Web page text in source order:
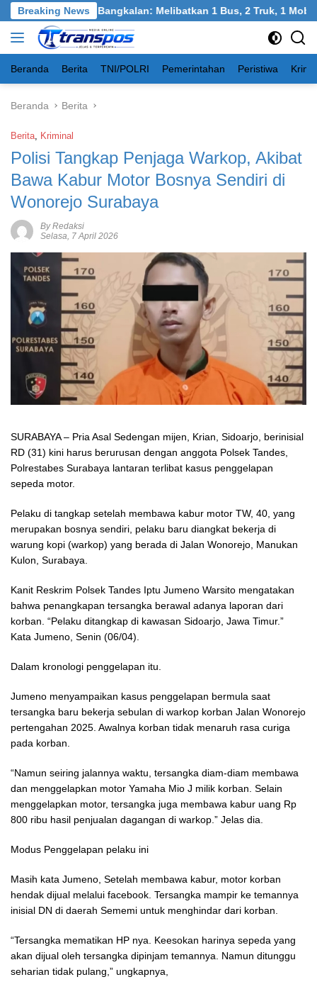
Langsung
ke
konten
Breaking News
Burneh, Bangkalan: Melibatkan 1 Bus, 2 Truk, 1 Mobil, 1
Beranda Berita TNI/POLRI Pemerintahan Peristiwa
Beranda Berita
Berita, Kriminal
Polisi Tangkap Penjaga Warkop, Akibat
Bawa Kabur Motor Bosnya Sendiri di
Wonorejo Surabaya
By Redaksi
Selasa, 7 April 2026
SURABAYA – Pria Asal Sedengan mijen, Krian, Sidoarjo, berinisial
RD (31) kini harus berurusan dengan anggota Polsek Tandes,
Polrestabes Surabaya lantaran terlibat kasus penggelapan
sepeda motor.
Pelaku di tangkap setelah membawa kabur motor TW, 40, yang
merupakan bosnya sendiri, pelaku baru diangkat bekerja di
warung kopi (warkop) yang berada di Jalan Wonorejo, Manukan
Kulon, Surabaya.
Kanit Reskrim Polsek Tandes Iptu Jumeno Warsito mengatakan
bahwa penangkapan tersangka berawal adanya laporan dari
korban. “Pelaku ditangkap di kawasan Sidoarjo, Jawa Timur.”
Kata Jumeno, Senin (06/04).
Dalam kronologi penggelapan itu.
Jumeno menyampaikan kasus penggelapan bermula saat
tersangka baru bekerja sebulan di warkop korban Jalan Wonorejo
pertengahan 2025. Awalnya korban tidak menaruh rasa curiga
pada korban.
“Namun seiring jalannya waktu, tersangka diam-diam membawa
dan menggelapkan motor Yamaha Mio J milik korban. Selain
menggelapkan motor, tersangka juga membawa kabur uang Rp
800 ribu hasil penjualan dagangan di warkop.” Jelas dia.
Modus Penggelapan pelaku ini
Masih kata Jumeno, Setelah membawa kabur, motor korban
hendak dijual melalui facebook. Tersangka mampir ke temannya
inisial DN di daerah Sememi untuk menghindar dari korban.
“Tersangka mematikan HP nya. Keesokan harinya sepeda yang
akan dijual oleh tersangka dipinjam temannya. Namun ditunggu
seharian tidak pulang,” ungkapnya,